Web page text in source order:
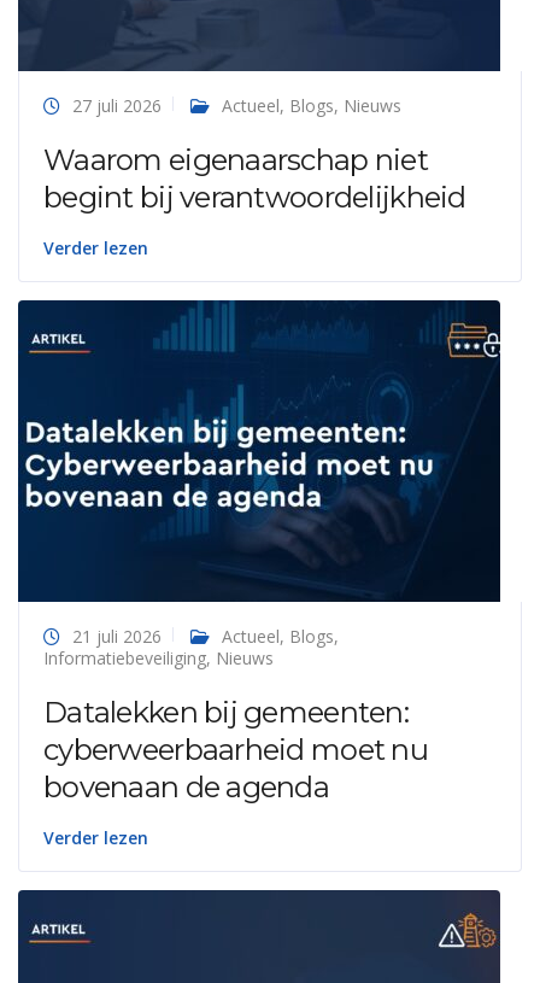
27 juli 2026 Actueel, Blogs, Nieuws
Waarom eigenaarschap niet
begint bij verantwoordelijkheid
Verder lezen
21 juli 2026 Actueel, Blogs,
Informatiebeveiliging, Nieuws
Datalekken bij gemeenten:
cyberweerbaarheid moet nu
bovenaan de agenda
Verder lezen